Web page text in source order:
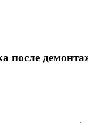
после